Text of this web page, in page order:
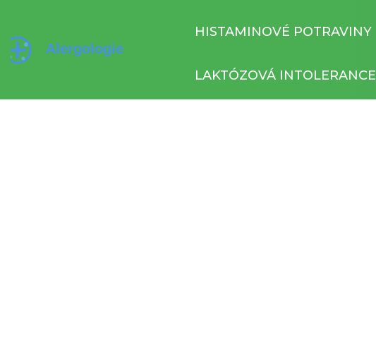
HISTAMINOVÉ POTRAVINY
LAKTÓZOVÁ INTOLERANCE